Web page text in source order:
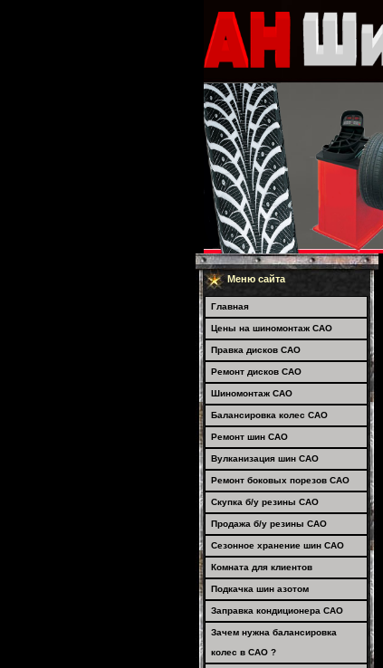
Меню сайта
Главная
Цены на шиномонтаж САО
Правка дисков САО
Ремонт дисков САО
Шиномонтаж САО
Балансировка колес САО
Ремонт шин САО
Вулканизация шин САО
Ремонт боковых порезов САО
Скупка б/у резины САО
Продажа б/у резины САО
Сезонное хранение шин САО
Комната для клиентов
Подкачка шин азотом
Заправка кондиционера САО
Зачем нужна балансировка
колес в САО ?